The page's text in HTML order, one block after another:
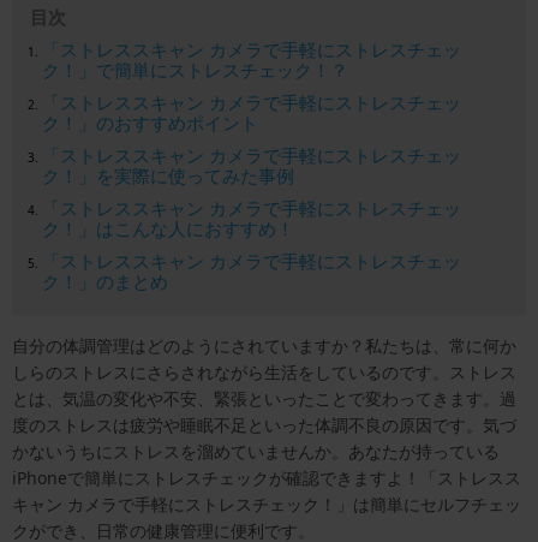
でもいつか健康を害する可能性があるので早めのうちから健康管理をし
ておいた方が良いでしょう。操作性もシンプルであり、簡単に管理する
ことができるのでダウンロードすることをお勧めします。お年寄りの方
向けではなく、若い世代の方でも気軽に使用することができます。
目次
「ストレススキャン カメラで手軽にストレスチェッ
ク！」で簡単にストレスチェック！？
「ストレススキャン カメラで手軽にストレスチェッ
ク！」のおすすめポイント
「ストレススキャン カメラで手軽にストレスチェッ
ク！」を実際に使ってみた事例
「ストレススキャン カメラで手軽にストレスチェッ
ク！」はこんな人におすすめ！
「ストレススキャン カメラで手軽にストレスチェッ
ク！」のまとめ
自分の体調管理はどのようにされていますか？私たちは、常に何か
しらのストレスにさらされながら生活をしているのです。ストレス
とは、気温の変化や不安、緊張といったことで変わってきます。過
度のストレスは疲労や睡眠不足といった体調不良の原因です。気づ
かないうちにストレスを溜めていませんか。あなたが持っている
iPhoneで簡単にストレスチェックが確認できますよ！「ストレスス
キャン カメラで手軽にストレスチェック！」は簡単にセルフチェッ
クができ、日常の健康管理に便利です。